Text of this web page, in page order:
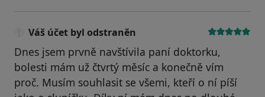
Váš účet byl odstraněn
Dnes jsem prvně navštívila paní doktorku,
bolesti mám už čtvrtý měsíc a konečně vím
proč. Musím souhlasit se všemi, kteří o ní píší